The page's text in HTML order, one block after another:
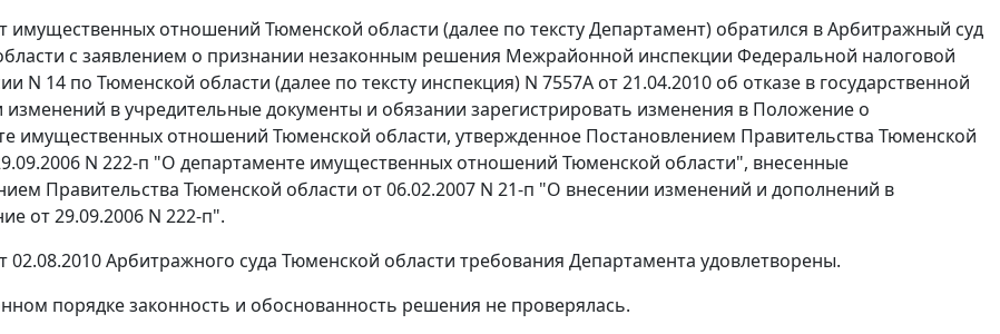
имущественных отношений Тюменской области (далее по тексту Департамент) обратился в Арбитражный суд
с заявлением о признании незаконным решения Межрайонной инспекции Федеральной налоговой
N 14 по Тюменской области (далее по тексту инспекция) N 7557А от 21.04.2010 об отказе в государственной
изменений в учредительные документы и обязании зарегистрировать изменения в Положение о
имущественных отношений Тюменской области, утвержденное Постановлением Правительства Тюменской
N 222-п "О департаменте имущественных отношений Тюменской области", внесенные
Правительства Тюменской области от 06.02.2007 N 21-п "О внесении изменений и дополнений в
от 29.09.2006 N 222-п".
Арбитражного суда Тюменской области требования Департамента удовлетворены.
порядке законность и обоснованность решения не проверялась.